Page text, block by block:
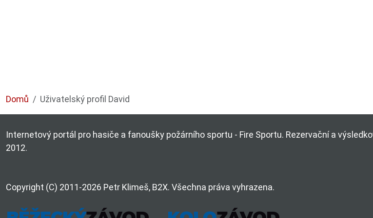
Domů Uživatelský profil David
Internetový portál pro hasiče a fanoušky požárního sportu - Fire Sportu. Rezervační a
2012.
Copyright (C) 2011-2026 Petr Klimeš, B2X. Všechna práva vyhrazena.